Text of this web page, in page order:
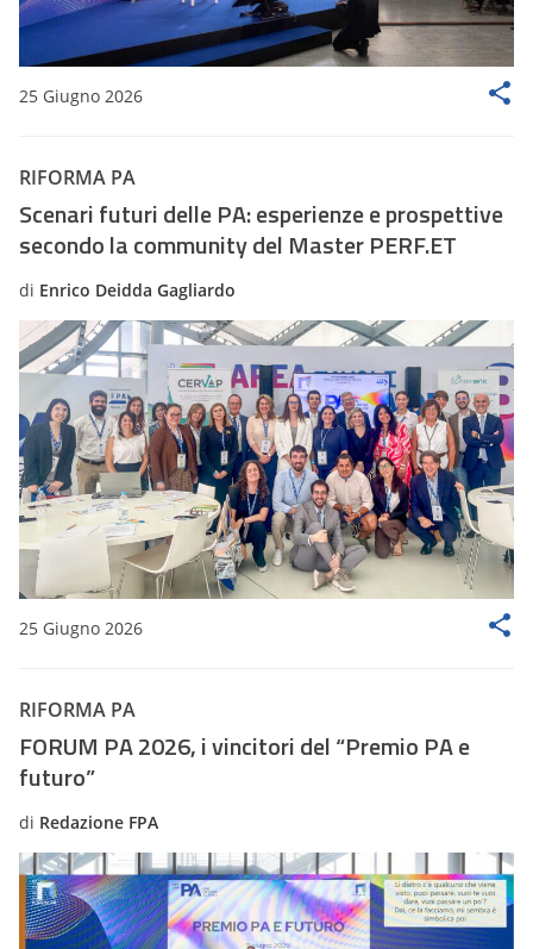
25 Giugno 2026
RIFORMA PA
Scenari futuri delle PA: esperienze e prospettive
secondo la community del Master PERF.ET
di Enrico Deidda Gagliardo
25 Giugno 2026
RIFORMA PA
FORUM PA 2026, i vincitori del “Premio PA e
futuro”
di Redazione FPA